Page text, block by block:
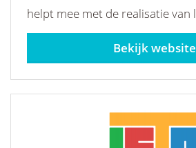
helpt mee met de realisatie van